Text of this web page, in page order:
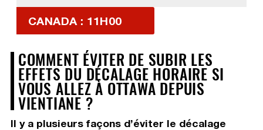
CANADA : 11H00
COMMENT ÉVITER DE SUBIR LES
EFFETS DU DÉCALAGE HORAIRE SI
VOUS ALLEZ À OTTAWA DEPUIS
VIENTIANE ?
Il y a plusieurs façons d’éviter le décalage